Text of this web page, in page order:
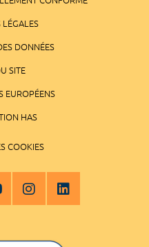
DONNÉES
SITE
EUROPÉENS
HAS
COOKIES